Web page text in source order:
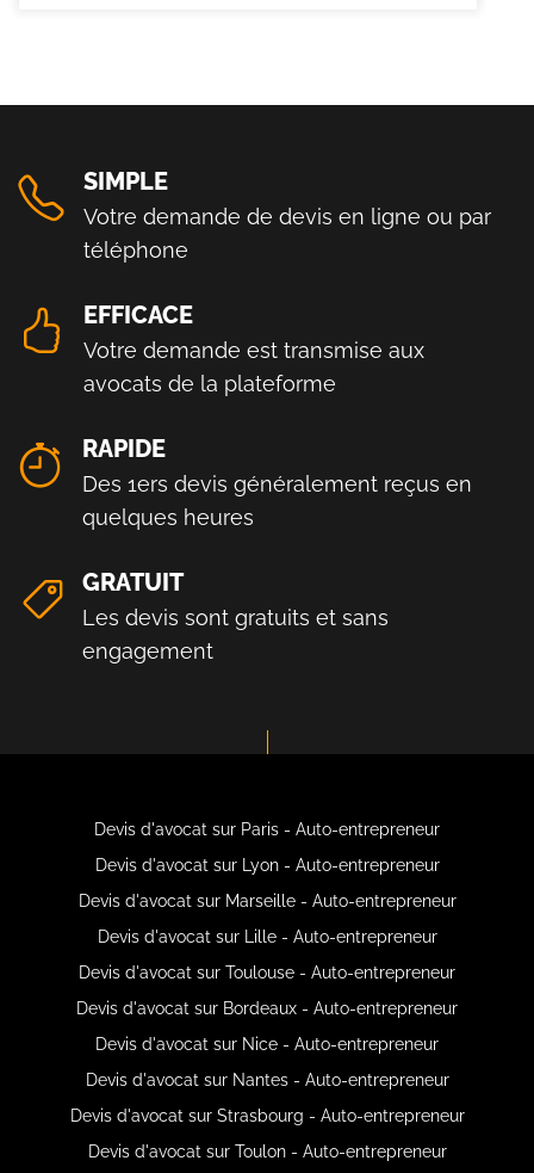
SIMPLE
Votre demande de devis en ligne ou par
téléphone
EFFICACE
Votre demande est transmise aux
avocats de la plateforme
RAPIDE
Des 1ers devis généralement reçus en
quelques heures
GRATUIT
Les devis sont gratuits et sans
engagement
Devis d'avocat sur Paris - Auto-entrepreneur
Devis d'avocat sur Lyon - Auto-entrepreneur
Devis d'avocat sur Marseille - Auto-entrepreneur
Devis d'avocat sur Lille - Auto-entrepreneur
Devis d'avocat sur Toulouse - Auto-entrepreneur
Devis d'avocat sur Bordeaux - Auto-entrepreneur
Devis d'avocat sur Nice - Auto-entrepreneur
Devis d'avocat sur Nantes - Auto-entrepreneur
Devis d'avocat sur Strasbourg - Auto-entrepreneur
Devis d'avocat sur Toulon - Auto-entrepreneur